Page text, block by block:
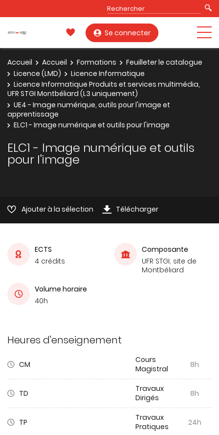
Se connecter
Accueil Accueil Formations
Feuilleter le catalogue
Licence (LMD)
Licence Informatique
Licence Informatique Produits et services multimédia,
UFR STGI Montbéliard (L3 uniquement)
UE4 - Image numérique, outils pour l'image et
apprentissage
ELC1 - Image numérique et outils pour l'image
ELC1 - Image numérique et outils
pour l'image
Ajouter à la sélection Télécharger
ECTS
4 crédits
Composante
UFR STGI, site de
Montbéliard
Volume horaire
40h
Heures d'enseignement
CM
Cours
Magistral
8h
TD
Travaux
Dirigés
8h
TP
Travaux
Pratiques
24h